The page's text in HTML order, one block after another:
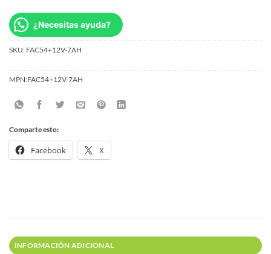
¿Necesitas ayuda?
SKU: FAC54+12V-7AH
MPN:FAC54+12V-7AH
Comparte esto:
Facebook X
INFORMACIÓN ADICIONAL